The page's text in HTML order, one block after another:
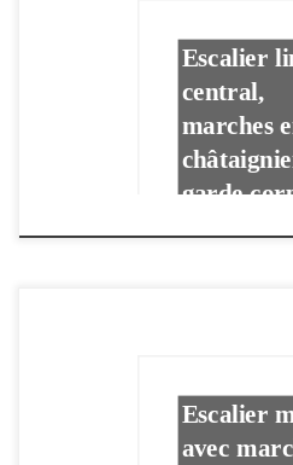
Escalier
central,
marches
garde
Escalier
avec